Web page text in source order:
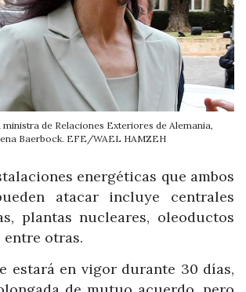
de Relaciones Exteriores de Alemania,
Baerbock. EFE/WAEL HAMZEH
energéticas que ambos
atacar incluye centrales
plantas nucleares, oleoductos
entre otras.
estará en vigor durante 30 días,